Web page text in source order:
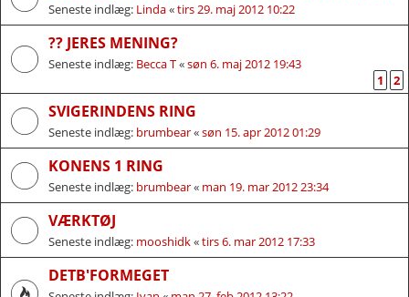
Seneste indlæg: Linda«tirs 29. maj 2012 10:22
?? JERES MENING?
Seneste indlæg: Becca T«søn 6. maj 2012 19:43
1
2
SVIGERINDENS RING
Seneste indlæg: brumbear«søn 15. apr 2012 01:29
KONENS 1 RING
Seneste indlæg: brumbear« man 19. mar 2012 23:34
VÆRKTØJ
Seneste indlæg: mooshidk«tirs 6. mar 2012 17:33
DETB'FORMEGET